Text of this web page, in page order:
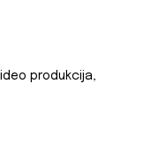
produkcija,